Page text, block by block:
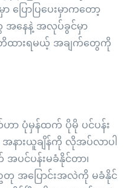
ပြောပြပေးမှာကတော့
အနေနဲ့ အလုပ်ခွင်မှာ
ထားရမယ့် အချက်တွေကို
ဟာ ပုံမှန်ထက် ပိုမို ပင်ပန်း
နားယူချိန်ကို လိုအပ်လာပါ
ပင်ပန်းမခံနိုင်တာ၊
တု အပြောင်းအလဲကို မခံနိုင်